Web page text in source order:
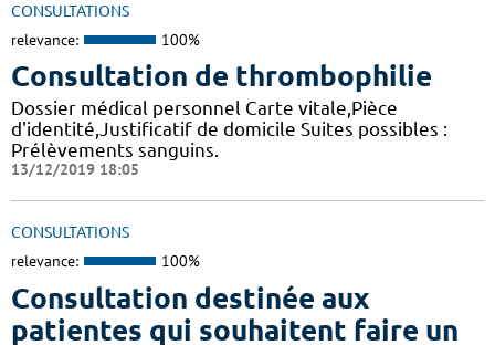
CONSULTATIONS
relevance: 100%
Consultation de thrombophilie
Dossier médical personnel Carte vitale,Pièce
d'identité,Justificatif de domicile Suites possibles :
Prélèvements sanguins.
13/12/2019 18:05
CONSULTATIONS
relevance: 100%
Consultation destinée aux
patientes qui souhaitent faire un